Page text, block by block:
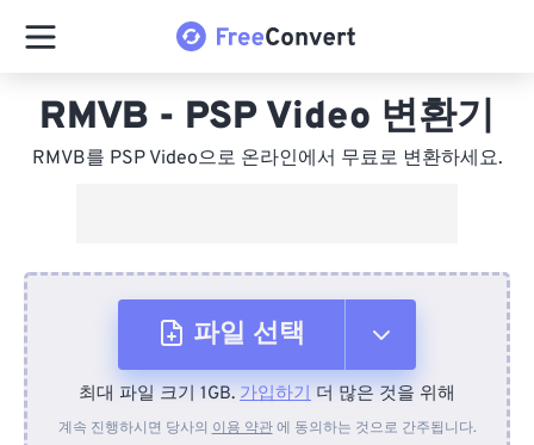
RMVB - PSP Video 변환기
RMVB를 PSP Video으로 온라인에서 무료로 변환하세요.
파일 선택
장치에서
최대 파일 크기 1GB. 가입하기 더 많은 것을 위해
계속 진행하시면 당사의 이용 약관에 동의하는 것으로 간주됩니다.